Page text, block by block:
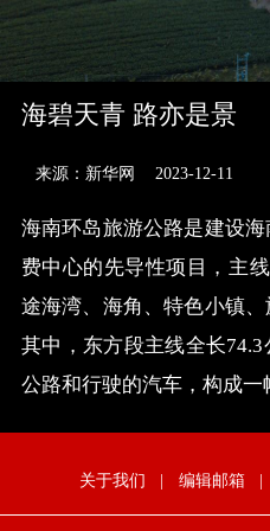
海碧天青 路亦是景
来源：新华网 2023-12-11
海南环岛旅游公路是建设
费中心的先导性项目，主
途海湾、海角、特色小镇
其中，东方段主线全长74.3
公路和行驶的汽车，构成一
关于我们 | 编辑邮箱 |